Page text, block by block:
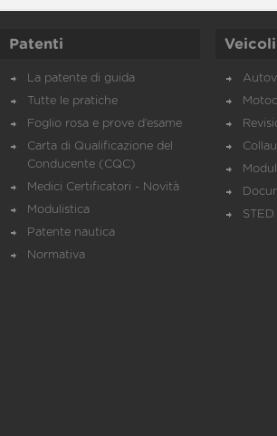
Patenti
La patente di guida
Tutte le pratiche
Foglio rosa e prove d’esame
Carta di Qualificazione del
Conducente (CQC)
Medici Certificatori - Novità
Modulistica
Patente nautica
Normativa
Veicoli
STED